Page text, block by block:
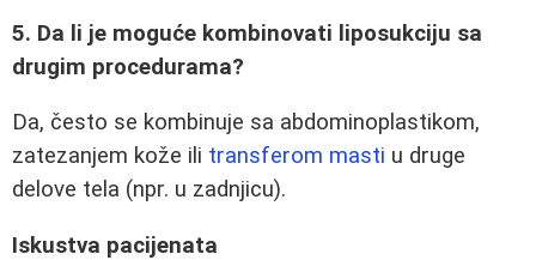
5. Da li je moguće kombinovati liposukciju sa
drugim procedurama?
Da, često se kombinuje sa abdominoplastikom,
zatezanjem kože ili transferom masti u druge
delove tela (npr. u zadnjicu).
Iskustva pacijenata